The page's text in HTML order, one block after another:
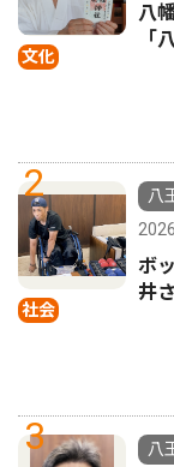
文化
八
「
2
社会
八
ボ
井
3
八